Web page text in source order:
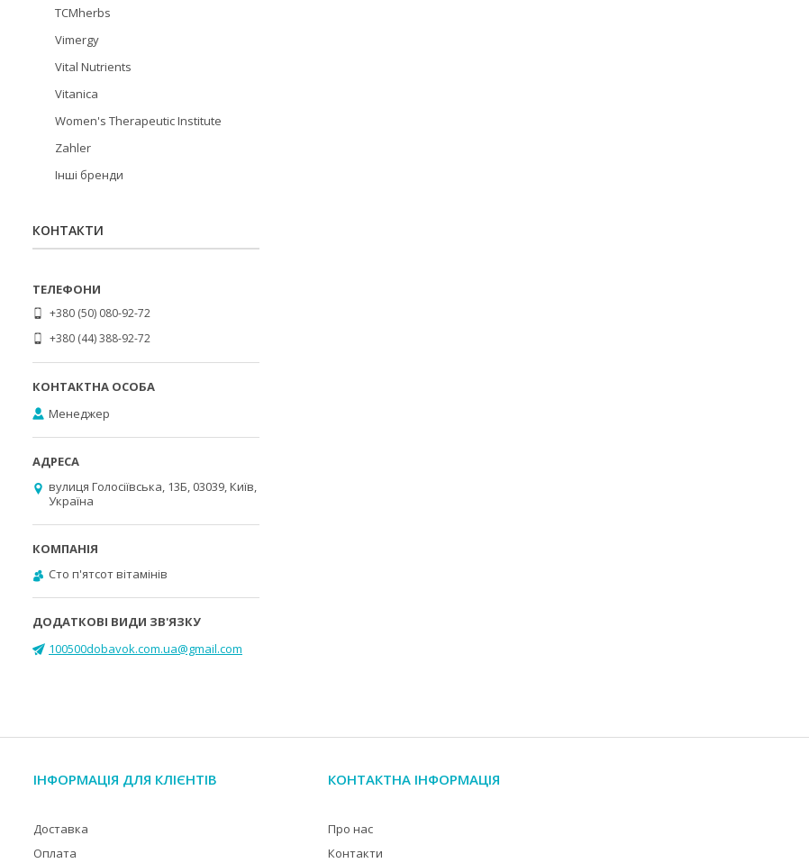
TCMherbs
Vimergy
Vital Nutrients
Vitanica
Women's Therapeutic Institute
Zahler
Інші бренди
КОНТАКТИ
+380 (50) 080-92-72
+380 (44) 388-92-72
Менеджер
вулиця Голосіївська, 13Б, 03039, Київ,
Україна
Cто п'ятсот вітамінів
100500dobavok.com.ua@gmail.com
ІНФОРМАЦІЯ ДЛЯ КЛІЄНТІВ
Доставка
Оплата
КОНТАКТНА ІНФОРМАЦІЯ
Про нас
Контакти